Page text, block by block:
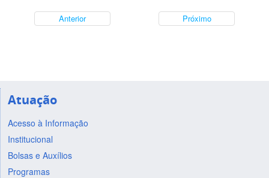
Anterior Próximo
Atuação
Acesso à Informação
Institucional
Bolsas e Auxílios
Programas